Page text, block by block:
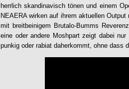
herrlich skandinavisch tönen und einem
NEAERAwirken auf ihrem aktuellen Output
mit breitbeinigem Brutalo-Bumms
eine oder andere Moshpart zeigt dabei
punkig oder rabiat daherkommt, ohne dass